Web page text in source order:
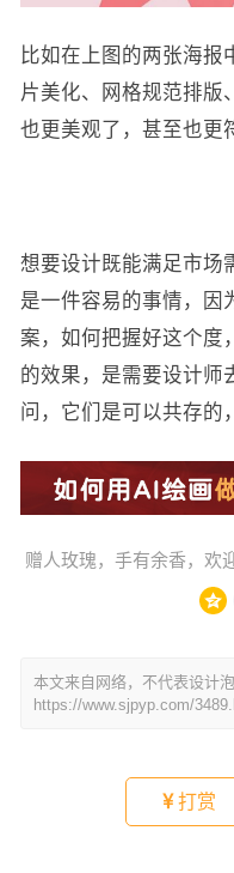
比如在上图的两张海报
片美化、网格规范排版
也更美观了，甚至也更
想要设计既能满足市场
是一件容易的事情，因
案，如何把握好这个度
的效果，是需要设计师
问，它们是可以共存的
赠人玫瑰，手有余香，欢
本文来自网络，不代表设计
https://www.sjpyp.com/
打赏